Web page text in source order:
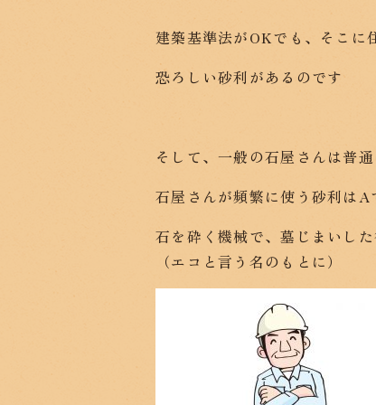
建築基準法がOKでも、そこに
恐ろしい砂利があるのです
そして、一般の石屋さんは普
石屋さんが頻繁に使う砂利はA
石を砕く機械で、墓じまいし
（エコと言う名のもとに）